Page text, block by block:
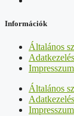
Információk
Általános
Impresszum
Általános
Impresszum